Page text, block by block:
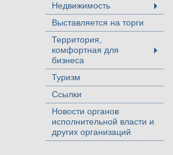
Недвижимость
Выставляется на торги
Территория,
комфортная для
бизнеса
Туризм
Ссылки
Новости органов
исполнительной власти и
других организаций